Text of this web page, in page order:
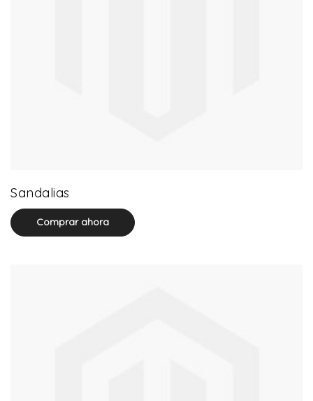
Sandalias
Comprar ahora